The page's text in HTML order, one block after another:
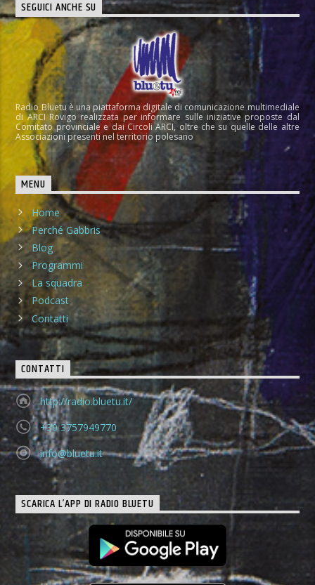
SEGUICI ANCHE SU
Radio Bluetu è una piattaforma digitale di comunicazione multimediale
di ARCI Rovigo realizzata per informare sulle iniziative proposte dal
Comitato provinciale e dai Circoli ARCI, oltre che su quelle delle altre
Associazioni presenti nel territorio polesano
MENU
Home
Perché Gabbris
Blog
Programmi
La squadra
Podcast
Contatti
CONTATTI
http://radio.bluetu.it/
+39 3757949770
info@bluetu.it
SCARICA L’APP DI RADIO BLUETU